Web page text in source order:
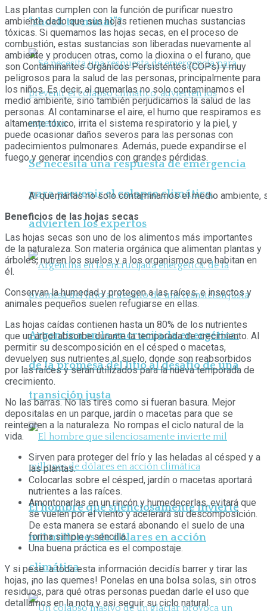
“shock terminal”?
Se necesita una respuesta de emergencia
para prevenir el colapso climático,
advierten los expertos
Argentina en la encrucijada energética:
de la promesa del litio al desafío de una
transición justa
El hombre que silenciosamente invierte
mil millones de dólares en acción
climática
Las plantas cumplen con la función de purificar nuestro
ambiente dado que sus hojas retienen muchas sustancias
tóxicas. Si quemamos las hojas secas, en el proceso de
combustión, estas sustancias son liberadas nuevamente al
ambiente y producen otras, como la dioxina o el furano, que
son Contaminantes Orgánicos Persistentes (COPs) y muy
peligrosos para la salud de las personas, principalmente para
los niños. Es decir, al quemarlas no solo contaminamos el
medio ambiente, sino también perjudicamos la salud de las
personas. Al contaminarse el aire, el humo que respiramos es
altamente tóxico, irrita el sistema respiratorio y la piel, y
puede ocasionar daños severos para las personas con
padecimientos pulmonares. Además, puede expandirse el
fuego y generar incendios con grandes pérdidas.
Al quemarlas no solo contaminamos el medio
Beneficios de las hojas secas
Las hojas secas son uno de los alimentos más importantes
de la naturaleza. Son materia orgánica que alimentan plantas y
árboles, nutren los suelos y a los organismos que habitan en
él.
Conservan la humedad y protegen a las raíces; e insectos y
animales pequeños suelen refugiarse en ellas.
Las hojas caídas contienen hasta un 80% de los nutrientes
que un árbol absorbe durante la temporada de crecimiento. Al
permitir su descomposición en el césped o macetas,
devuelven sus nutrientes al suelo, donde son reabsorbidos
por las raíces y serán utilizados para la nueva temporada de
crecimiento.
No las barras. No las tires como si fueran basura. Mejor
depositalas en un parque, jardín o macetas para que se
reintegren a la naturaleza. No rompas el ciclo natural de la
vida.
Sirven para proteger del frío y las heladas al césped y a
las plantas.
Colocarlas sobre el césped, jardín o macetas aportará
nutrientes a las raíces.
Amontonarlas en un rincón y humedecerlas, evitará que
se vuelen por el viento y acelerará su descomposición.
De esta manera se estará abonando el suelo de una
forma simple y sencilla.
Una buena práctica es el compostaje.
Y si pese a toda esta información decidís barrer y tirar las
hojas, ¡no las quemes! Ponelas en una bolsa solas, sin otros
residuos, para qué otras personas puedan darle el uso que
detallamos en la nota y asi seguir su ciclo natural.